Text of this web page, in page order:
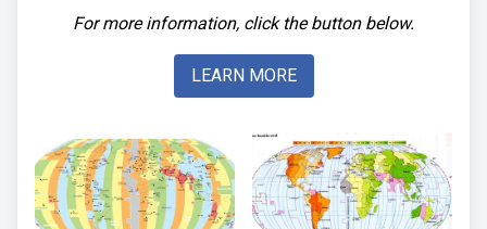
For more information, click the button below.
LEARN MORE